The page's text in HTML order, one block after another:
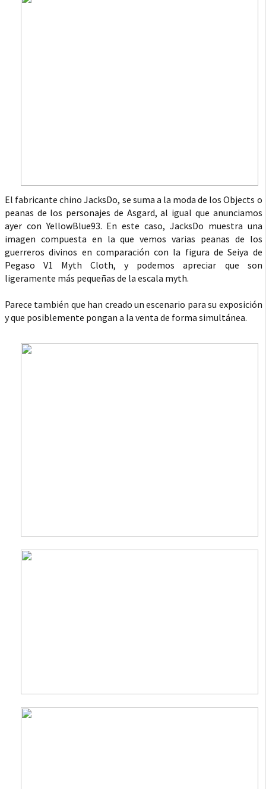
El fabricante chino JacksDo, se suma a la moda de los Objects o
peanas de los personajes de Asgard, al igual que anunciamos
ayer con YellowBlue93. En este caso, JacksDo muestra una
imagen compuesta en la que vemos varias peanas de los
guerreros divinos en comparación con la figura de Seiya de
Pegaso V1 Myth Cloth, y podemos apreciar que son
ligeramente más pequeñas de la escala myth.
Parece también que han creado un escenario para su exposición
y que posiblemente pongan a la venta de forma simultánea.